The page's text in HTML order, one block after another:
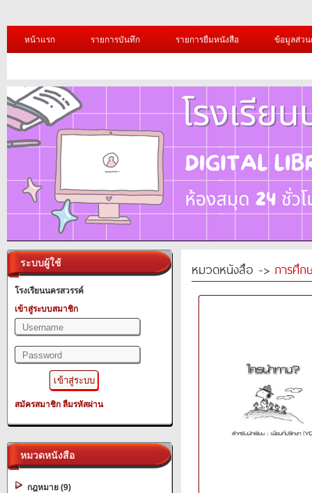
หน้าแรก รายการบันทึก รายการยืมหนังสือ ข้อมูลส่ว
ระบบผู้ใช้
โรงเรียนนครสวรรค์
เข้าสู่ระบบสมาชิก
สมัครสมาชิก ลืมรหัสผ่าน
หมวดหนังสือ
กฎหมาย (9)
หมวดหนังสือ -> การศึก